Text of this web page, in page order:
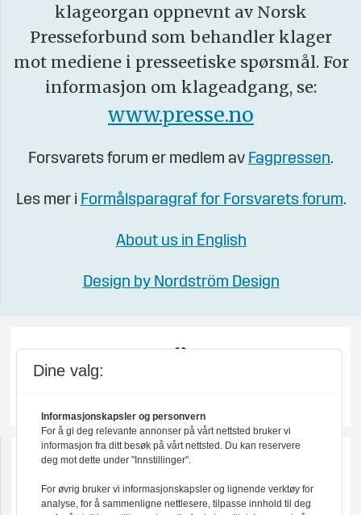
klageorgan oppnevnt av Norsk
Presseforbund som behandler klager
mot mediene i presseetiske spørsmål. For
informasjon om klageadgang, se:
www.presse.no
Forsvarets forum er medlem av Fagpressen.
Les mer i Formålsparagraf for Forsvarets forum.
About us in English
Design by Nordström Design
Dine valg:
Informasjonskapsler og personvern
For å gi deg relevante annonser på vårt nettsted bruker vi
informasjon fra ditt besøk på vårt nettsted. Du kan reservere
deg mot dette under "Innstillinger".
For øvrig bruker vi informasjonskapsler og lignende verktøy for
analyse, for å sammenligne nettlesere, tilpasse innhold til deg